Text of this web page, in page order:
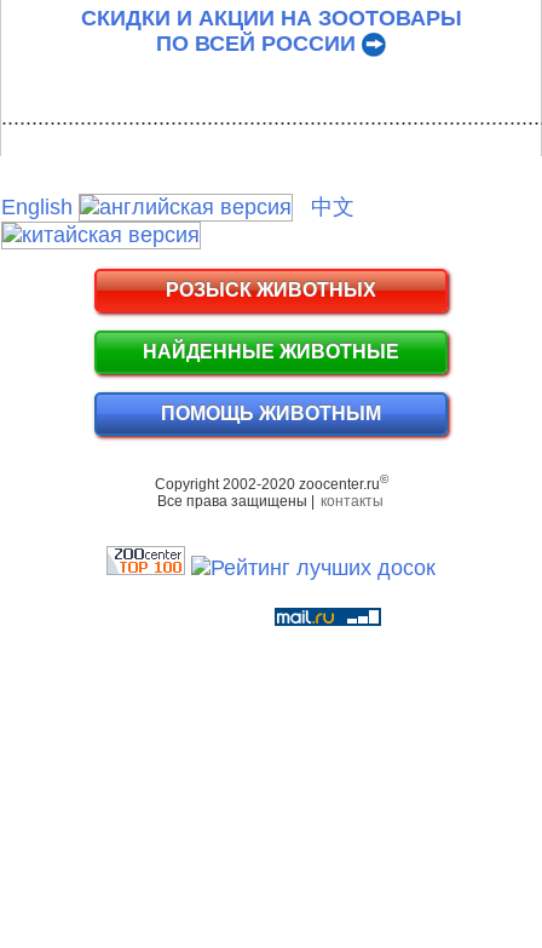
СКИДКИ И АКЦИИ НА ЗООТОВАРЫ
ПО ВСЕЙ РОССИИ
English 中文
РОЗЫСК ЖИВОТНЫХ
НАЙДЕННЫЕ ЖИВОТНЫЕ
ПОМОЩЬ ЖИВОТНЫМ
Copyright 2002-2020 zoocenter.ru©
Все права защищены | контакты